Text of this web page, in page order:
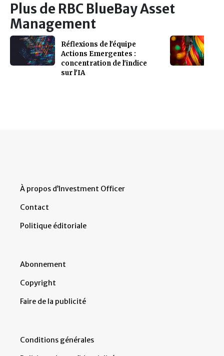
Plus de RBC BlueBay Asset
Management
Réflexions de l'équipe
Actions Emergentes :
concentration de l'indice
sur l'IA
À propos d’Investment Officer
Contact
Politique éditoriale
Abonnement
Copyright
Faire de la publicité
Conditions générales